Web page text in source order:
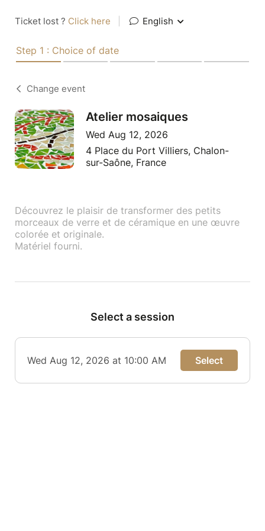
Ticket lost ? Click here English
Step 1 : Choice of date
Change event
Atelier mosaiques
Wed Aug 12, 2026
4 Place du Port Villiers, Chalon-
sur-Saône, France
Découvrez le plaisir de transformer des petits
morceaux de verre et de céramique en une œuvre
colorée et originale.
Matériel fourni.
Select a session
Wed Aug 12, 2026 at 10:00 AM Select